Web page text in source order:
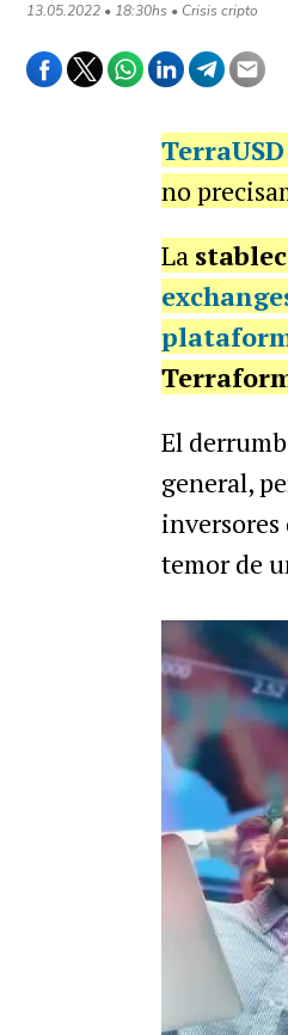
13.05.2022 • 18:30hs • Crisis cripto
no
La
El
general,
temor de